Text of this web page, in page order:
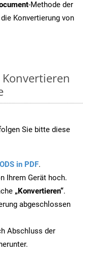
-Methode der
Konvertierung von
Sie bitte diese
ODS in PDF.
Ihrem Gerät hoch.
„Konvertieren“.
abgeschlossen
Abschluss der